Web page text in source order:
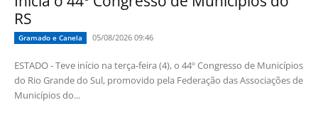
RS
Gramado e Canela 05/08/2026 09:46
ESTADO - Teve início na terça-feira (4), o 44º Congresso de Municípios
do Rio Grande do Sul, promovido pela Federação das Associações de
Municípios do...